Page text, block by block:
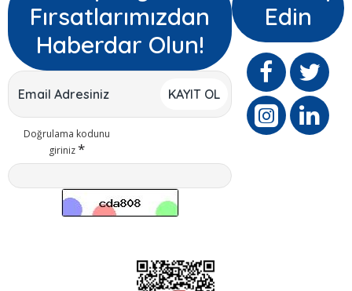
Fırsatlarımızdan
Haberdar Olun!
KAYIT OL
Doğrulama kodunu
giriniz
Edin